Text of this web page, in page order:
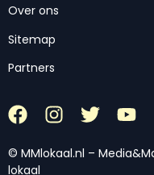
Over ons
Sitemap
Partners
© MMlokaal.nl –
lokaal